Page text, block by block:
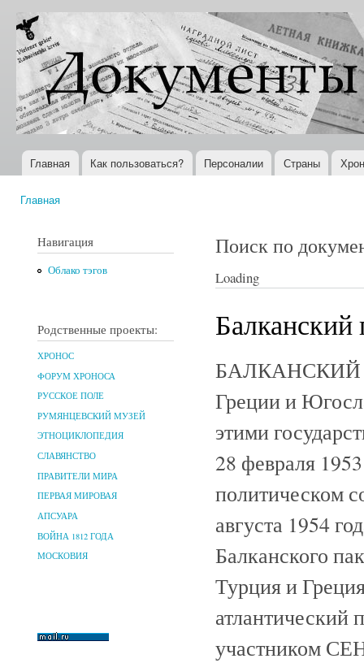
Документы
XX века
Всемирная
история в
Интернете
Главное меню
Главная Как пользоваться? Персоналии Страны
Главная
Навигация
Облако тэгов
Родственные проекты:
ХРОНОС
ФОРУМ ХРОНОСА
РУССКОЕ ПОЛЕ
РУМЯНЦЕВСКИЙ МУЗЕЙ
ЭТНОЦИКЛОПЕДИЯ
СЛАВЯНСТВО
ПРАВИТЕЛИ МИРА
ПЕРВАЯ МИРОВАЯ
АПСУАРА
ВОЙНА 1812 ГОДА
МОСКОВИЯ
Поиск по
Loading
БАЛКАНСКИЙ
Греции и
этими
28 февраля
политическом
августа 1954
Балканского
Турция и
атлантический
участником